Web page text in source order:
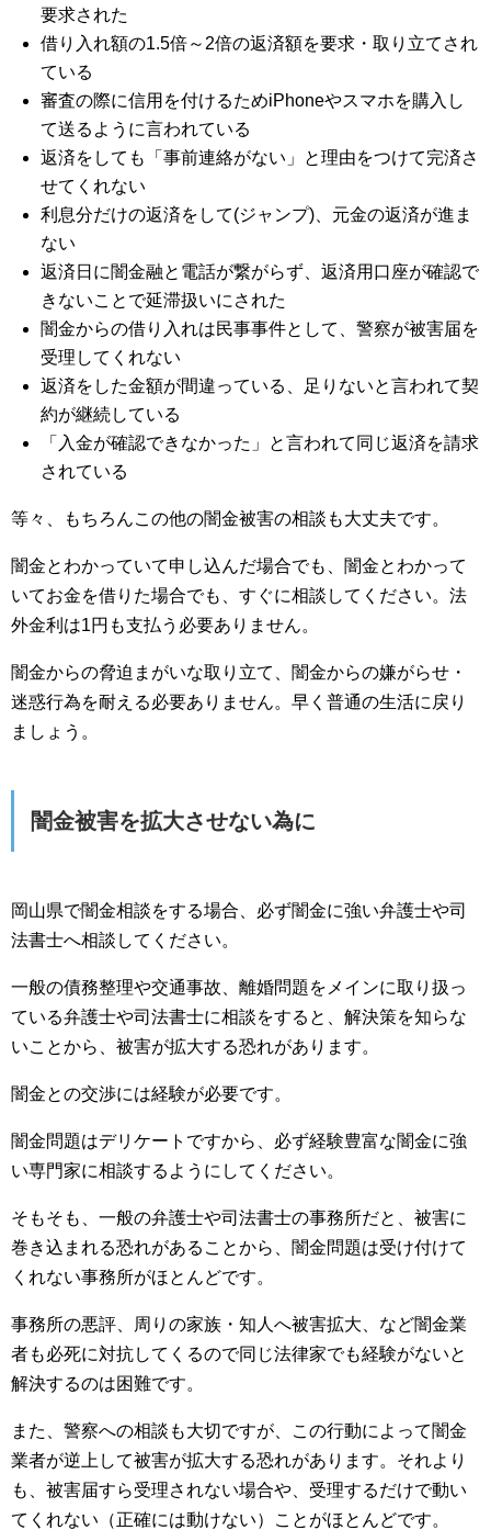
要求された
借り入れ額の1.5倍～2倍の返済額を要求・取り立てされ
ている
審査の際に信用を付けるためiPhoneやスマホを購入し
て送るように言われている
返済をしても「事前連絡がない」と理由をつけて完済さ
せてくれない
利息分だけの返済をして(ジャンプ)、元金の返済が進ま
ない
返済日に闇金融と電話が繋がらず、返済用口座が確認で
きないことで延滞扱いにされた
闇金からの借り入れは民事事件として、警察が被害届を
受理してくれない
返済をした金額が間違っている、足りないと言われて契
約が継続している
「入金が確認できなかった」と言われて同じ返済を請求
されている
等々、もちろんこの他の闇金被害の相談も大丈夫です。
闇金とわかっていて申し込んだ場合でも、闇金とわかって
いてお金を借りた場合でも、すぐに相談してください。法
外金利は1円も支払う必要ありません。
闇金からの脅迫まがいな取り立て、闇金からの嫌がらせ・
迷惑行為を耐える必要ありません。早く普通の生活に戻り
ましょう。
闇金被害を拡大させない為に
岡山県で闇金相談をする場合、必ず闇金に強い弁護士や司
法書士へ相談してください。
一般の債務整理や交通事故、離婚問題をメインに取り扱っ
ている弁護士や司法書士に相談をすると、解決策を知らな
いことから、被害が拡大する恐れがあります。
闇金との交渉には経験が必要です。
闇金問題はデリケートですから、必ず経験豊富な闇金に強
い専門家に相談するようにしてください。
そもそも、一般の弁護士や司法書士の事務所だと、被害に
巻き込まれる恐れがあることから、闇金問題は受け付けて
くれない事務所がほとんどです。
事務所の悪評、周りの家族・知人へ被害拡大、など闇金業
者も必死に対抗してくるので同じ法律家でも経験がないと
解決するのは困難です。
また、警察への相談も大切ですが、この行動によって闇金
業者が逆上して被害が拡大する恐れがあります。それより
も、被害届すら受理されない場合や、受理するだけで動い
てくれない（正確には動けない）ことがほとんどです。